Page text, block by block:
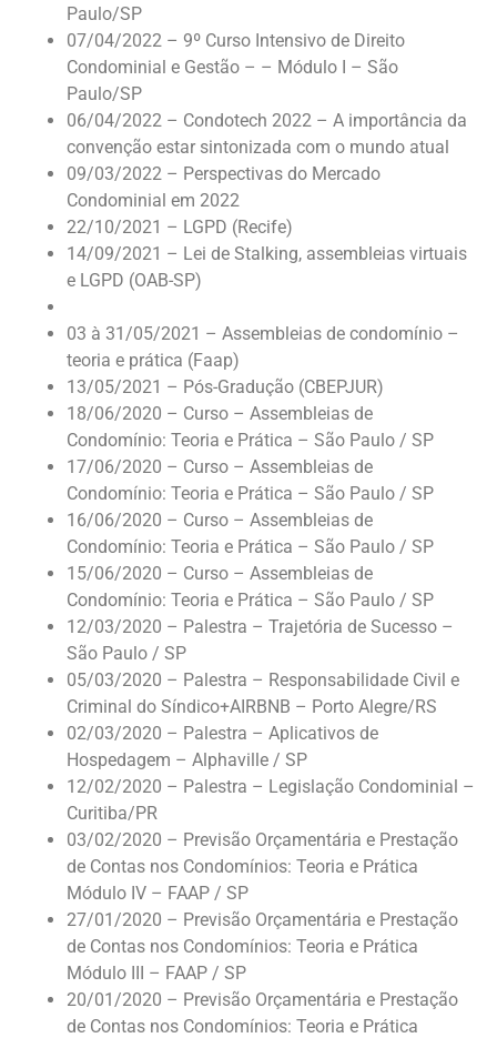
Paulo/SP
07/04/2022 – 9º Curso Intensivo de Direito
Condominial e Gestão – – Módulo I – São
Paulo/SP
06/04/2022 – Condotech 2022 – A importância da
convenção estar sintonizada com o mundo atual
09/03/2022 – Perspectivas do Mercado
Condominial em 2022
22/10/2021 – LGPD (Recife)
14/09/2021 – Lei de Stalking, assembleias virtuais
e LGPD (OAB-SP)
03 à 31/05/2021 – Assembleias de condomínio –
teoria e prática (Faap)
13/05/2021 – Pós-Gradução (CBEPJUR)
18/06/2020 – Curso – Assembleias de
Condomínio: Teoria e Prática – São Paulo / SP
17/06/2020 – Curso – Assembleias de
Condomínio: Teoria e Prática – São Paulo / SP
16/06/2020 – Curso – Assembleias de
Condomínio: Teoria e Prática – São Paulo / SP
15/06/2020 – Curso – Assembleias de
Condomínio: Teoria e Prática – São Paulo / SP
12/03/2020 – Palestra – Trajetória de Sucesso –
São Paulo / SP
05/03/2020 – Palestra – Responsabilidade Civil e
Criminal do Síndico+AIRBNB – Porto Alegre/RS
02/03/2020 – Palestra – Aplicativos de
Hospedagem – Alphaville / SP
12/02/2020 – Palestra – Legislação Condominial –
Curitiba/PR
03/02/2020 – Previsão Orçamentária e Prestação
de Contas nos Condomínios: Teoria e Prática
Módulo IV – FAAP / SP
27/01/2020 – Previsão Orçamentária e Prestação
de Contas nos Condomínios: Teoria e Prática
Módulo III – FAAP / SP
20/01/2020 – Previsão Orçamentária e Prestação
de Contas nos Condomínios: Teoria e Prática